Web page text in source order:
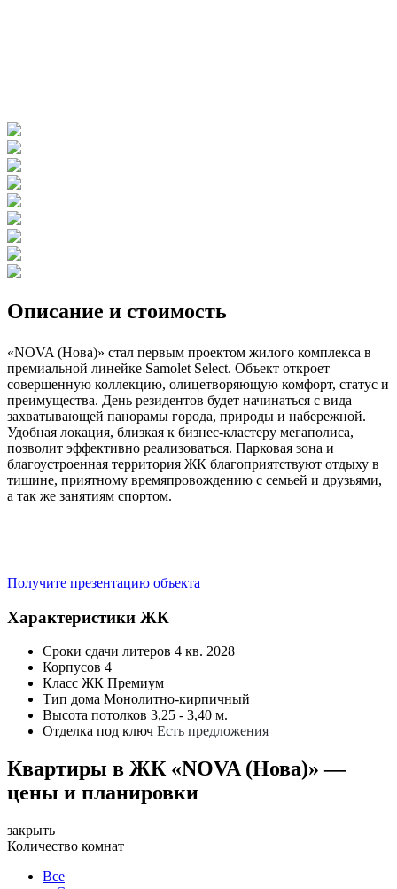
Описание и стоимость
«NOVA (Нова)» стал первым проектом жилого комплекса в
премиальной линейке Samolet Select. Объект откроет
совершенную коллекцию, олицетворяющую комфорт, статус и
преимущества. День резидентов будет начинаться с вида
захватывающей панорамы города, природы и набережной.
Удобная локация, близкая к бизнес-кластеру мегаполиса,
позволит эффективно реализоваться. Парковая зона и
благоустроенная территория ЖК благоприятствуют отдыху в
тишине, приятному времяпровождению с семьей и друзьями,
а так же занятиям спортом.
Получите презентацию объекта
Характеристики ЖК
Сроки сдачи литеров 4 кв. 2028
Корпусов 4
Класс ЖК Премиум
Тип дома Монолитно-кирпичный
Высота потолков 3,25 - 3,40 м.
Отделка под ключ Есть предложения
Квартиры в ЖК «NOVA (Нова)» —
цены и планировки
закрыть
Количество комнат
Все